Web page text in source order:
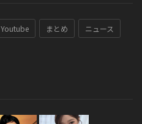
Youtube まとめ ニュース